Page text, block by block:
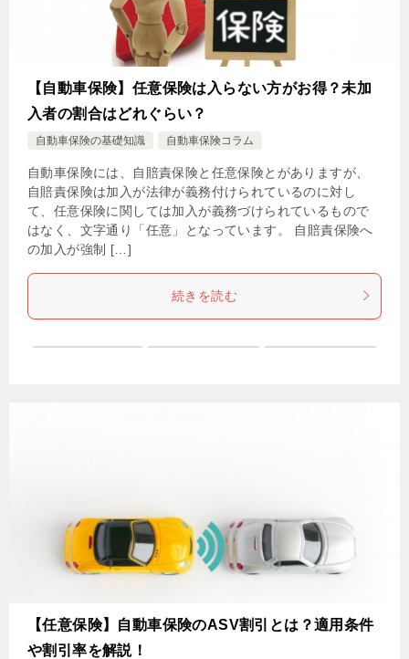
【自動車保険】任意保険は入らない方がお得？未加
入者の割合はどれぐらい？
自動車保険の基礎知識 自動車保険コラム
自動車保険には、自賠責保険と任意保険とがありますが、
自賠責保険は加入が法律が義務付けられているのに対し
て、任意保険に関しては加入が義務づけられているもので
はなく、文字通り「任意」となっています。 自賠責保険へ
の加入が強制 […]
続きを読む
【任意保険】自動車保険のASV割引とは？適用条件
や割引率を解説！